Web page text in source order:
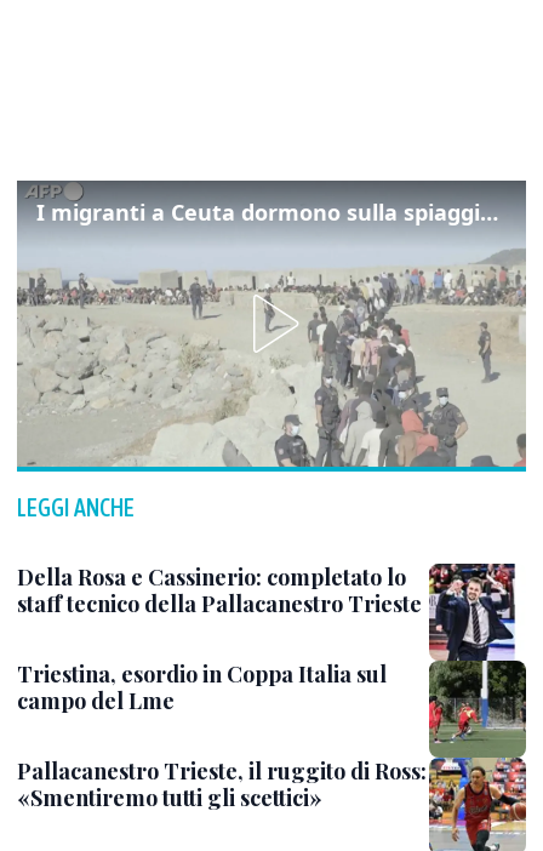
I migranti a Ceuta dormono sulla spiaggia: "Vogliamo entrare in Europa"
LEGGI ANCHE
Della Rosa e Cassinerio: completato lo
staff tecnico della Pallacanestro Trieste
Triestina, esordio in Coppa Italia sul
campo del Lme
Pallacanestro Trieste, il ruggito di Ross:
«Smentiremo tutti gli scettici»